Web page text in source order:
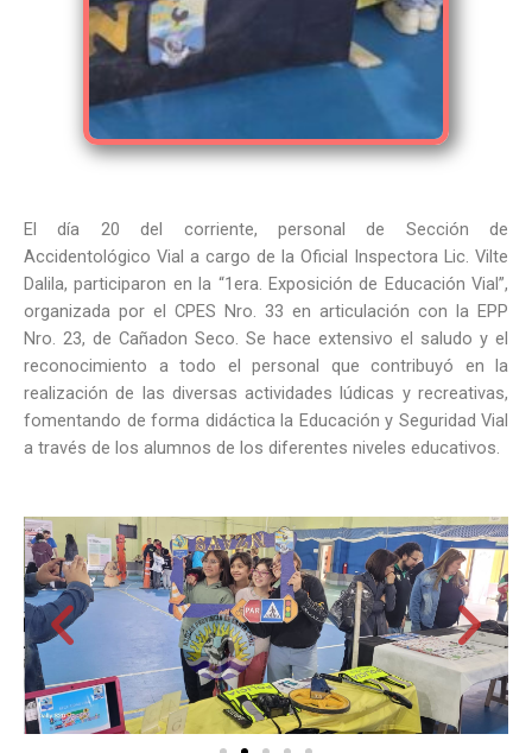
El día 20 del corriente, personal de Sección de
Accidentológico Vial a cargo de la Oficial Inspectora Lic. Vilte
Dalila, participaron en la “1era. Exposición de Educación Vial”,
organizada por el CPES Nro. 33 en articulación con la EPP
Nro. 23, de Cañadon Seco. Se hace extensivo el saludo y el
reconocimiento a todo el personal que contribuyó en la
realización de las diversas actividades lúdicas y recreativas,
fomentando de forma didáctica la Educación y Seguridad Vial
a través de los alumnos de los diferentes niveles educativos.